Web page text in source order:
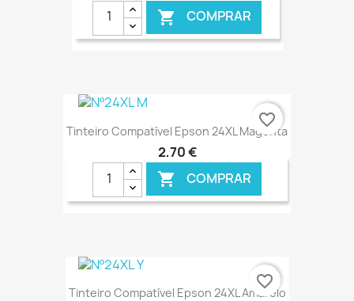
 COMPRAR
€ ONLINE
Tinteiro Compatível Epson 24XL Magenta
2,70 €
 COMPRAR
€ ONLINE
favorite_border
Tinteiro Compatível Epson 24XL Amarelo
favorite_border